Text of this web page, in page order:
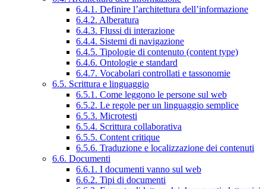
6.4.1. Definire l’architettura dell’informazione
6.4.2. Alberatura
6.4.3. Flussi di interazione
6.4.4. Sistemi di navigazione
6.4.5. Tipologie di contenuto (content type)
6.4.6. Ontologie e standard
6.4.7. Vocabolari controllati e tassonomie
6.5. Scrittura e linguaggio
6.5.1. Come leggono le persone sul web
6.5.2. Le regole per un linguaggio semplice
6.5.3. Microtesti
6.5.4. Scrittura collaborativa
6.5.5. Content critique
6.5.6. Traduzione e localizzazione dei contenuti
6.6. Documenti
6.6.1. I documenti vanno sul web
6.6.2. Tipi di documenti